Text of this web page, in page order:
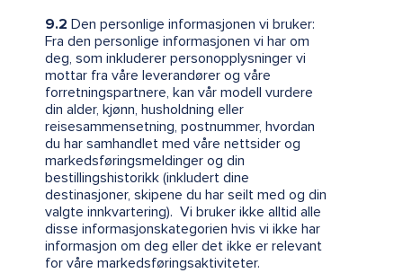
9.2 Den personlige informasjonen vi bruker:
Fra den personlige informasjonen vi har om
deg, som inkluderer personopplysninger vi
mottar fra våre leverandører og våre
forretningspartnere, kan vår modell vurdere
din alder, kjønn, husholdning eller
reisesammensetning, postnummer, hvordan
du har samhandlet med våre nettsider og
markedsføringsmeldinger og din
bestillingshistorikk (inkludert dine
destinasjoner, skipene du har seilt med og din
valgte innkvartering). Vi bruker ikke alltid alle
disse informasjonskategorien hvis vi ikke har
informasjon om deg eller det ikke er relevant
for våre markedsføringsaktiviteter.